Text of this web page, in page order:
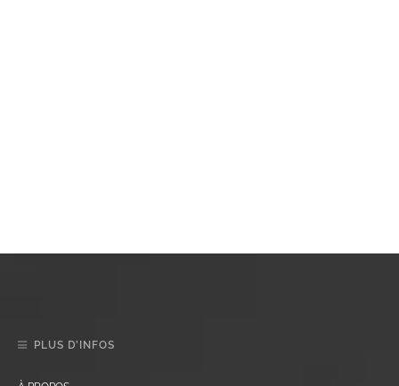
PLUS D’INFOS